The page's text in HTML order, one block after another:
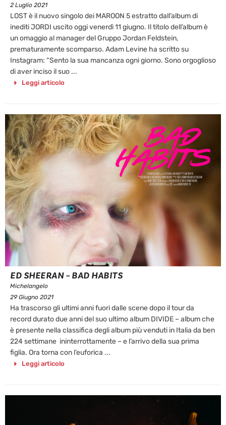
2 Luglio 2021
LOST è il nuovo singolo dei MAROON 5 estratto dall’album di
inediti JORDI uscito oggi venerdì 11 giugno. Il titolo dell’album è
un omaggio al manager del Gruppo Jordan Feldstein,
prematuramente scomparso. Adam Levine ha scritto su
Instagram: “Sento la sua mancanza ogni giorno. Sono orgoglioso
di aver inciso il suo ...
Leggi articolo
ED SHEERAN – BAD HABITS
Michelangelo
29 Giugno 2021
Ha trascorso gli ultimi anni fuori dalle scene dopo il tour da
record durato due anni del suo ultimo album DIVIDE – album che
è presente nella classifica degli album più venduti in Italia da ben
224 settimane ininterrottamente – e l’arrivo della sua prima
figlia. Ora torna con l’euforica ...
Leggi articolo